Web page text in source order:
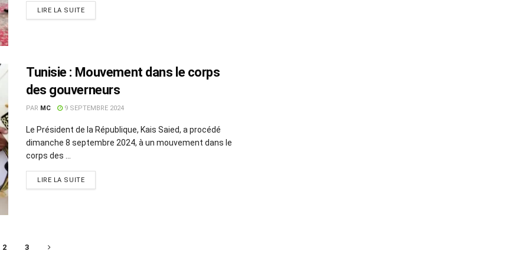
LIRE LA SUITE
Tunisie : Mouvement dans le corps
des gouverneurs
PAR MC 9 SEPTEMBRE 2024
Le Président de la République, Kais Saied, a procédé
dimanche 8 septembre 2024, à un mouvement dans le
corps des ...
LIRE LA SUITE
2 3